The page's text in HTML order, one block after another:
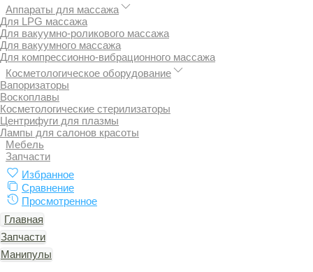
Аппараты для массажа
Для LPG массажа
Для вакуумно-роликового массажа
Для вакуумного массажа
Для компрессионно-вибрационного массажа
Косметологическое оборудование
Вапоризаторы
Воскоплавы
Косметологические стерилизаторы
Центрифуги для плазмы
Лампы для салонов красоты
Мебель
Запчасти
Избранное
Сравнение
Просмотренное
Главная
Запчасти
Манипулы